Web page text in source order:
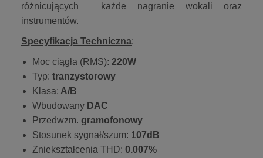
różnicujących każde nagranie wokali oraz
instrumentów.
Specyfikacja Techniczna:
Moc ciągła (RMS): 220W
Typ: tranzystorowy
Klasa: A/B
Wbudowany DAC
Przedwzm. gramofonowy
Stosunek sygnał/szum: 107dB
Zniekształcenia THD: 0.007%